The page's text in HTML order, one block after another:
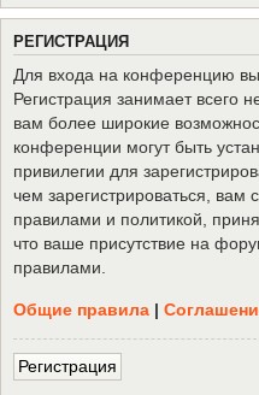
РЕГИСТРАЦИЯ
Для входа на конференцию
Регистрация занимает всего
вам более широкие
конференции могут быть
привилегии для
чем зарегистрироваться, вам
правилами и политикой,
что ваше присутствие на
правилами.
Общие правила |
Регистрация